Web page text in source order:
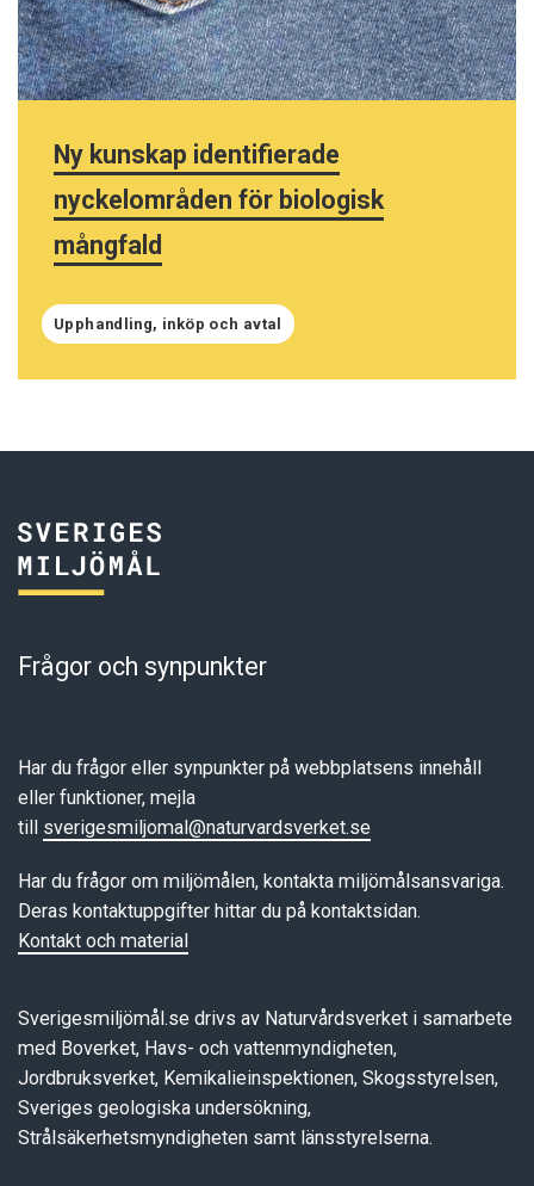
Ny kunskap identifierade
nyckelområden för biologisk
mångfald
Upphandling, inköp och avtal
Frågor och synpunkter
Har du frågor eller synpunkter på webbplatsens innehåll
eller funktioner, mejla
till sverigesmiljomal@naturvardsverket.se
Har du frågor om miljömålen, kontakta miljömålsansvariga.
Deras kontaktuppgifter hittar du på kontaktsidan.
Kontakt och material
Sverigesmiljömål.se drivs av Naturvårdsverket i samarbete
med Boverket, Havs- och vattenmyndigheten,
Jordbruksverket, Kemikalieinspektionen, Skogsstyrelsen,
Sveriges geologiska undersökning,
Strålsäkerhetsmyndigheten samt länsstyrelserna.